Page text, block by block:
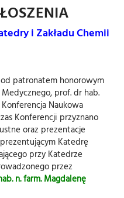
i Zakładu Chemii
patronatem honorowym
prof. dr hab.
Naukowa
Konferencji przyznano
oraz prezentacje
Katedrę
przy Katedrze
przez
n. farm. Magdalenę